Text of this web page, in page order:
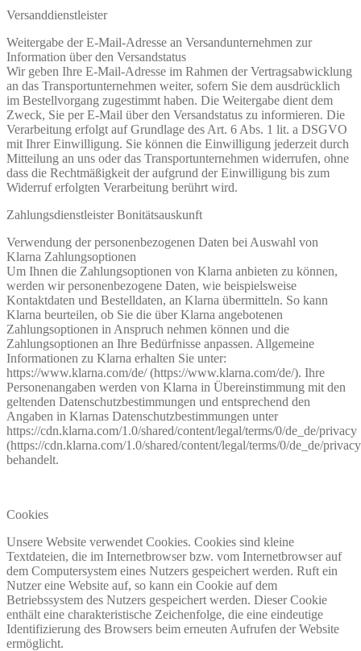
Versanddienstleister
Weitergabe der E-Mail-Adresse an Versandunternehmen zur
Information über den Versandstatus
Wir geben Ihre E-Mail-Adresse im Rahmen der Vertragsabwicklung
an das Transportunternehmen weiter, sofern Sie dem ausdrücklich
im Bestellvorgang zugestimmt haben. Die Weitergabe dient dem
Zweck, Sie per E-Mail über den Versandstatus zu informieren. Die
Verarbeitung erfolgt auf Grundlage des Art. 6 Abs. 1 lit. a DSGVO
mit Ihrer Einwilligung. Sie können die Einwilligung jederzeit durch
Mitteilung an uns oder das Transportunternehmen widerrufen, ohne
dass die Rechtmäßigkeit der aufgrund der Einwilligung bis zum
Widerruf erfolgten Verarbeitung berührt wird.
Zahlungsdienstleister Bonitätsauskunft
Verwendung der personenbezogenen Daten bei Auswahl von
Klarna Zahlungsoptionen
Um Ihnen die Zahlungsoptionen von Klarna anbieten zu können,
werden wir personenbezogene Daten, wie beispielsweise
Kontaktdaten und Bestelldaten, an Klarna übermitteln. So kann
Klarna beurteilen, ob Sie die über Klarna angebotenen
Zahlungsoptionen in Anspruch nehmen können und die
Zahlungsoptionen an Ihre Bedürfnisse anpassen. Allgemeine
Informationen zu Klarna erhalten Sie unter:
https://www.klarna.com/de/ (https://www.klarna.com/de/). Ihre
Personenangaben werden von Klarna in Übereinstimmung mit den
geltenden Datenschutzbestimmungen und entsprechend den
Angaben in Klarnas Datenschutzbestimmungen unter
https://cdn.klarna.com/1.0/shared/content/legal/terms/0/de_de/privacy
(https://cdn.klarna.com/1.0/shared/content/legal/terms/0/de_de/
behandelt.
Cookies
Unsere Website verwendet Cookies. Cookies sind kleine
Textdateien, die im Internetbrowser bzw. vom Internetbrowser auf
dem Computersystem eines Nutzers gespeichert werden. Ruft ein
Nutzer eine Website auf, so kann ein Cookie auf dem
Betriebssystem des Nutzers gespeichert werden. Dieser Cookie
enthält eine charakteristische Zeichenfolge, die eine eindeutige
Identifizierung des Browsers beim erneuten Aufrufen der Website
ermöglicht.